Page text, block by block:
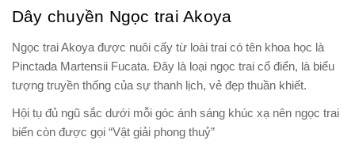
Dây chuyền Ngọc trai Akoya
Ngọc trai Akoya được nuôi cấy từ loài trai có tên khoa học là
Pinctada Martensii Fucata. Đây là loại ngọc trai cổ điển, là biểu
tượng truyền thống của sự thanh lịch, vẻ đẹp thuần khiết.
Hội tụ đủ ngũ sắc dưới mỗi góc ánh sáng khúc xạ nên ngọc trai
biển còn được gọi “Vật giải phong thuỷ”